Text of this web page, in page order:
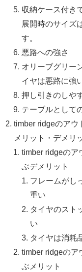
収納ケース付き
展開時のサイズ
す。
悪路への強さ
オリーブグリー
イヤは悪路に強
押し引きのしや
テーブルとして
timber ridgeのアウ
メリット・デメリ
timber ridgeのア
ぶデメリット
フレームがし
重い
タイヤのスト
い
タイヤは消耗
timber ridgeのア
ぶメリット